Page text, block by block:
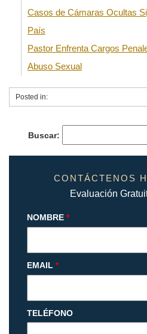
Casos de Cámaras Ocultas
País
Pastor Enfrenta Cargos
Abuso Sexual
Posted in:
Buscar:
CONTÁCTENOS
Evaluación
NOMBRE *
EMAIL *
TELÉFONO